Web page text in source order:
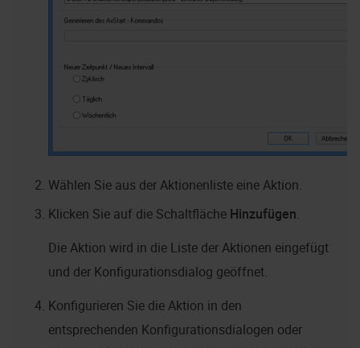
Wählen Sie aus der Aktionenliste eine Aktion.
Klicken Sie auf die Schaltfläche Hinzufügen.
Die Aktion wird in die Liste der Aktionen eingefügt
und der Konfigurationsdialog geöffnet.
Konfigurieren Sie die Aktion in den
entsprechenden Konfigurationsdialogen oder